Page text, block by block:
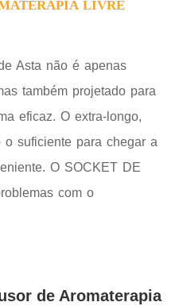
LIVRE
Asta não é apenas
também projetado para
eficaz. O extra-longo,
suficiente para chegar a
O SOCKET DE
com o
de Aromaterapia